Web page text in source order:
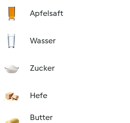
Apfelsaft
Wasser
Zucker
Hefe
Butter